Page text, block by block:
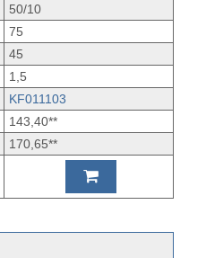
50/10
75
45
1,5
KF011103
143,40**
170,65**